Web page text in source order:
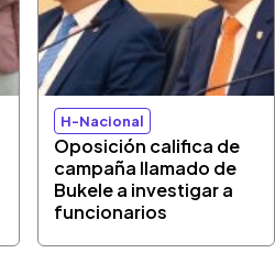
H-Nacional
Oposición califica de
campaña llamado de
Bukele a investigar a
funcionarios